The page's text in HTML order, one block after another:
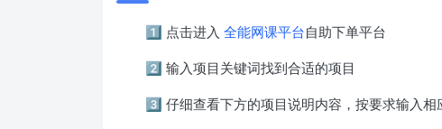
1️⃣ 点击进入 全能网课平台自助下单平台
2️⃣ 输入项目关键词找到合适的项目
3️⃣ 仔细查看下方的项目说明内容，按要求输入